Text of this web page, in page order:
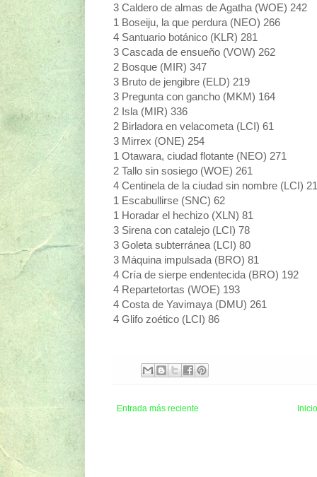
3 Caldero de almas de Agatha (WOE) 242
1 Boseiju, la que perdura (NEO) 266
4 Santuario botánico (KLR) 281
3 Cascada de ensueño (VOW) 262
2 Bosque (MIR) 347
3 Bruto de jengibre (ELD) 219
3 Pregunta con gancho (MKM) 164
2 Isla (MIR) 336
2 Birladora en velacometa (LCI) 61
3 Mirrex (ONE) 254
1 Otawara, ciudad flotante (NEO) 271
2 Tallo sin sosiego (WOE) 261
4 Centinela de la ciudad sin nombre (LCI)
1 Escabullirse (SNC) 62
1 Horadar el hechizo (XLN) 81
3 Sirena con catalejo (LCI) 78
3 Goleta subterránea (LCI) 80
3 Máquina impulsada (BRO) 81
4 Cría de sierpe endentecida (BRO) 192
4 Repartetortas (WOE) 193
4 Costa de Yavimaya (DMU) 261
4 Glifo zoético (LCI) 86
Entrada más reciente Inicio